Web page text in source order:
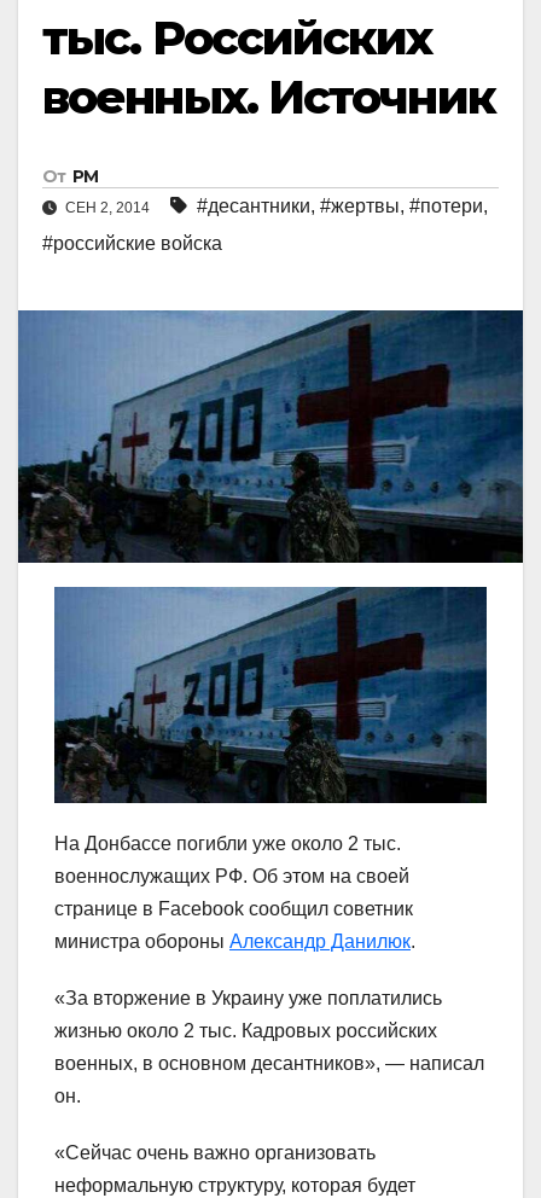
тыс. Российских
военных. Источник
От РМ
СЕН 2, 2014 #десантники, #жертвы, #потери,
#российские войска
На Донбассе погибли уже около 2 тыс.
военнослужащих РФ. Об этом на своей
странице в Facebook сообщил советник
министра обороны Александр Данилюк.
«За вторжение в Украину уже поплатились
жизнью около 2 тыс. Кадровых российских
военных, в основном десантников», — написал
он.
«Сейчас очень важно организовать
неформальную структуру, которая будет